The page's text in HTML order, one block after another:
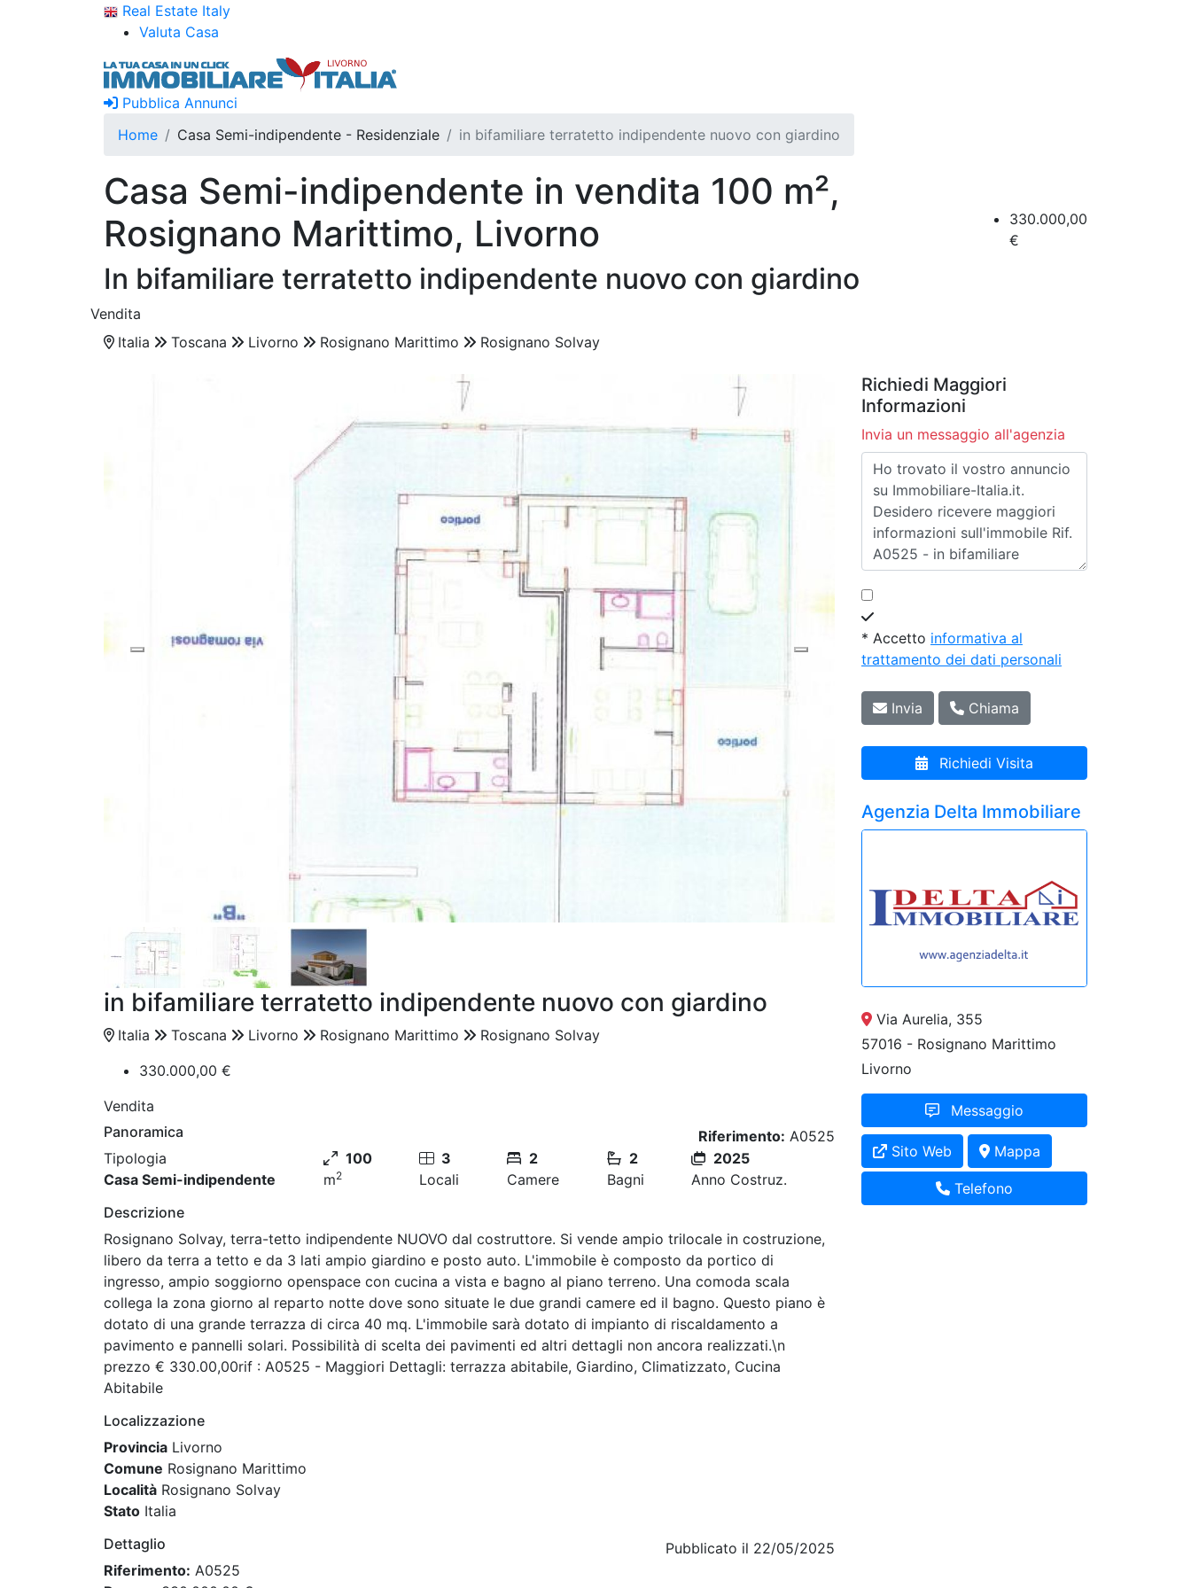
Real Estate Italy
Valuta Casa
Pubblica Annunci
Home
Casa Semi-indipendente - Residenziale in bifamiliare terratetto indipendente nuovo con giardino
Casa Semi-indipendente in vendita 100 m²,
Rosignano Marittimo, Livorno
In bifamiliare terratetto indipendente nuovo con giardino
330.000,00
€
Vendita
Italia
Toscana Livorno Rosignano Marittimo Rosignano Solvay
in bifamiliare terratetto indipendente nuovo con giardino
Italia Toscana Livorno Rosignano Marittimo
Rosignano Solvay
330.000,00 €
Vendita
Panoramica
Riferimento: A0525
Tipologia
Casa Semi-indipendente
100
m2
3
Locali
2
Camere
2
Bagni
2025
Anno Costruz.
Descrizione
Rosignano Solvay, terra-tetto indipendente NUOVO dal costruttore. Si vende ampio trilocale in costruzione,
libero da terra a tetto e da 3 lati ampio giardino e posto auto. L'immobile è composto da portico di
ingresso, ampio soggiorno openspace con cucina a vista e bagno al piano terreno. Una comoda scala
collega la zona giorno al reparto notte dove sono situate le due grandi camere ed il bagno. Questo piano è
dotato di una grande terrazza di circa 40 mq. L'immobile sarà dotato di impianto di riscaldamento a
pavimento e pannelli solari. Possibilità di scelta dei pavimenti ed altri dettagli non ancora realizzati.\n
prezzo € 330.00,00rif : A0525 - Maggiori Dettagli: terrazza abitabile, Giardino, Climatizzato, Cucina
Abitabile
Localizzazione
Provincia Livorno
Comune Rosignano Marittimo
Località Rosignano Solvay
Stato Italia
Dettaglio
Pubblicato il 22/05/2025
Riferimento: A0525
Richiedi Maggiori
Informazioni
Invia un messaggio all'agenzia
* Accetto informativa al
trattamento dei dati personali
Invia Chiama
Richiedi Visita
Agenzia Delta Immobiliare
Via Aurelia, 355
57016 - Rosignano Marittimo
Livorno
Messaggio
Sito Web Mappa
Telefono